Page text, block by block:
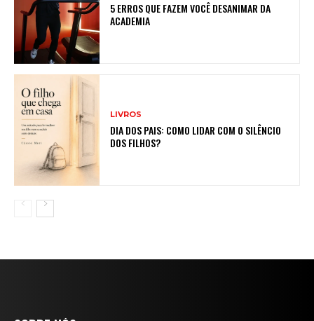
5 ERROS QUE FAZEM VOCÊ DESANIMAR DA
ACADEMIA
LIVROS
DIA DOS PAIS: COMO LIDAR COM O SILÊNCIO
DOS FILHOS?